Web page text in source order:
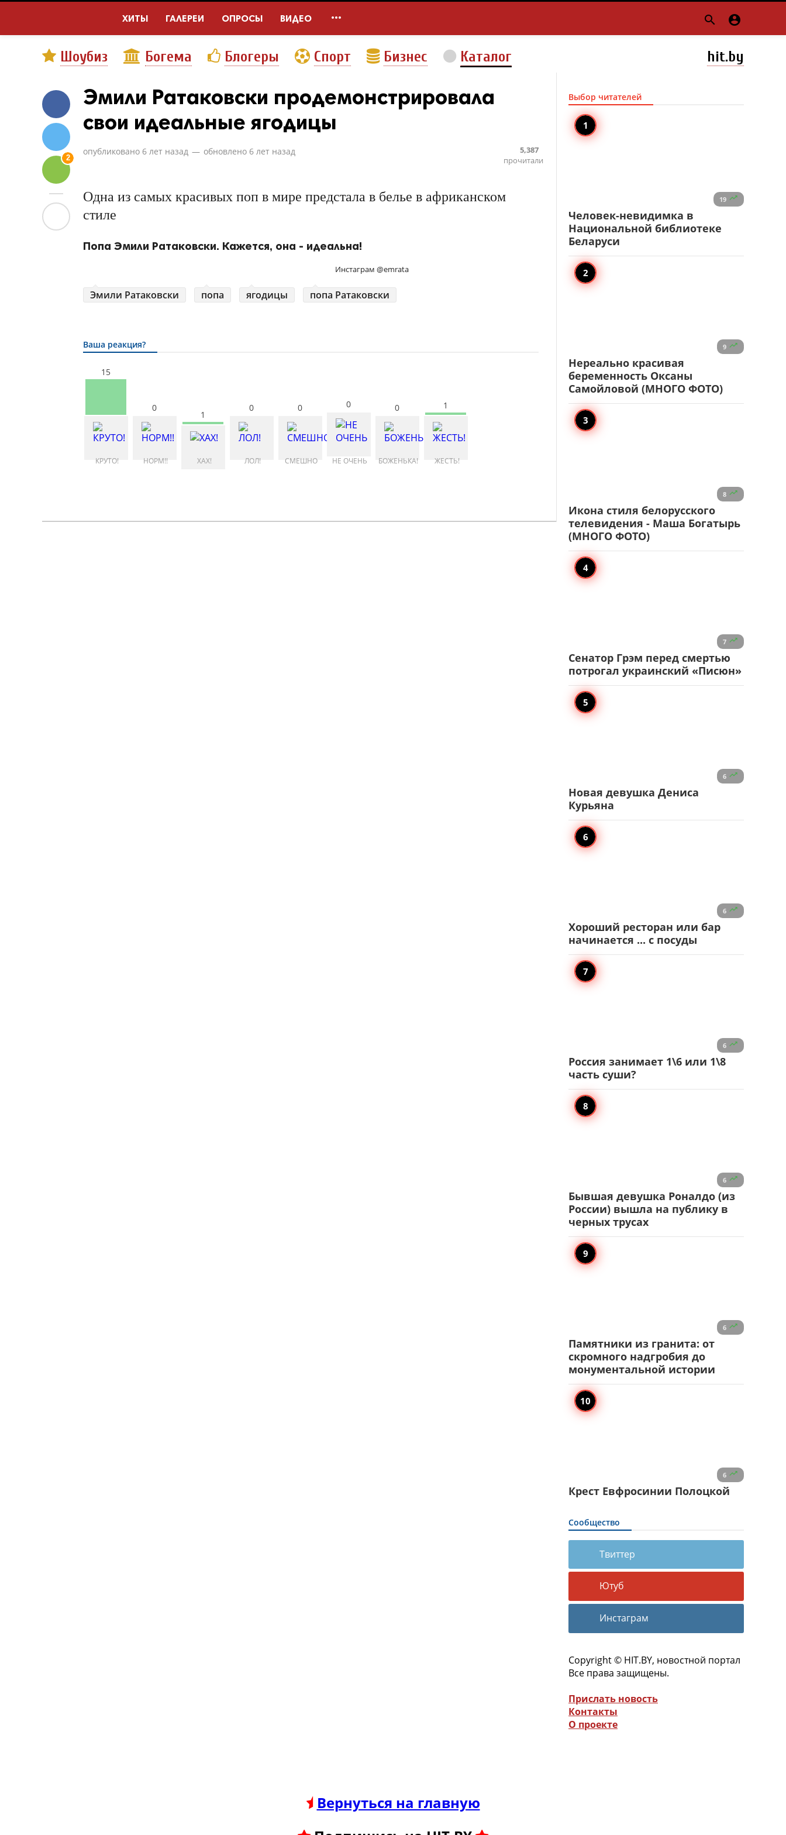
ХИТЫ ГАЛЕРЕИ ОПРОСЫ ВИДЕО   
Шоубиз Богема Блогеры Спорт Бизнес Каталог hit.by
2
Эмили Ратаковски продемонстрировала
свои идеальные ягодицы
опубликовано 6 лет назад — обновлено 6 лет назад
5,387
прочитали
Одна из самых красивых поп в мире предстала в белье в африканском
стиле
Попа Эмили Ратаковски. Кажется, она - идеальна!
Инстаграм @emrata
Эмили Ратаковски попа ягодицы попа Ратаковски
Ваша реакция?
15
КРУТО!
0
НОРМ!!
1
ХАХ!
0
ЛОЛ!
0
СМЕШНО
0
НЕ ОЧЕНЬ
0
БОЖЕНЬКА!
1
ЖЕСТЬ!
Выбор читателей
19 
Человек-невидимка в
Национальной библиотеке
Беларуси
9 
Нереально красивая
беременность Оксаны
Самойловой (МНОГО ФОТО)
8 
Икона стиля белорусского
телевидения - Маша Богатырь
(МНОГО ФОТО)
7 
Сенатор Грэм перед смертью
потрогал украинский «Писюн»
6 
Новая девушка Дениса
Курьяна
6 
Хороший ресторан или бар
начинается ... с посуды
6 
Россия занимает 1\6 или 1\8
часть суши?
6 
Бывшая девушка Роналдо (из
России) вышла на публику в
черных трусах
6 
Памятники из гранита: от
скромного надгробия до
монументальной истории
6 
Крест Евфросинии Полоцкой
Сообщество
Твиттер
Ютуб
Инстаграм
Copyright © HIT.BY, новостной портал
Все права защищены.
Прислать новость
Контакты
О проекте
Вернуться на главную